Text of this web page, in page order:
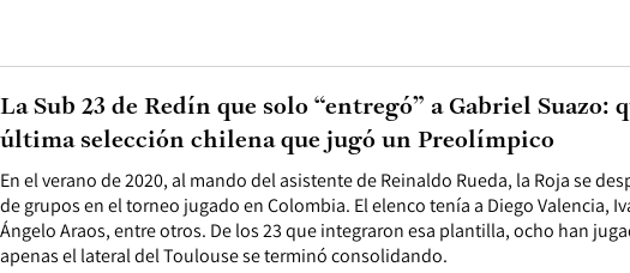
En el verano de 2020, al mando del asistente de Reinaldo Rueda, la Roja se
de grupos en el torneo jugado en Colombia. El elenco tenía a Diego Valencia,
Ángelo Araos, entre otros. De los 23 que integraron esa plantilla, ocho han
apenas el lateral del Toulouse se terminó consolidando.
La Sub 23 de Redín que solo “entregó” a Gabriel Suazo:
última selección chilena que jugó un Preolímpico